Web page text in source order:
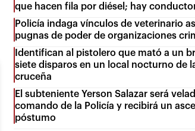
que hacen fila por diésel; hay
Policía indaga vínculos de veterinario
pugnas de poder de organizaciones
Identifican al pistolero que mató a un
siete disparos en un local nocturno de
cruceña
El subteniente Yerson Salazar será
comando de la Policía y recibirá un
póstumo